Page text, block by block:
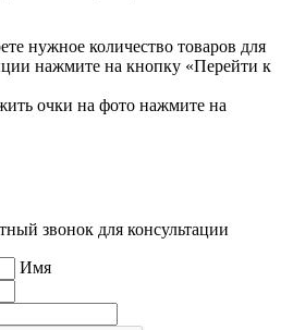
нужное количество товаров для
нажмите на кнопку «Перейти к
очки на фото нажмите на
звонок для консультации
Имя